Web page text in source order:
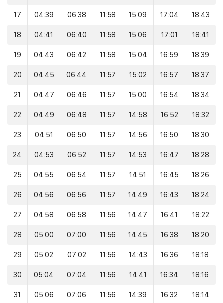
17 04:39 06:38 11:58 15:09 17:04 18:43
18 04:41 06:40 11:58 15:06 17:01 18:41
19 04:43 06:42 11:58 15:04 16:59 18:39
20 04:45 06:44 11:57 15:02 16:57 18:37
21 04:47 06:46 11:57 15:00 16:54 18:34
22 04:49 06:48 11:57 14:58 16:52 18:32
23 04:51 06:50 11:57 14:56 16:50 18:30
24 04:53 06:52 11:57 14:53 16:47 18:28
25 04:55 06:54 11:57 14:51 16:45 18:26
26 04:56 06:56 11:57 14:49 16:43 18:24
27 04:58 06:58 11:56 14:47 16:41 18:22
28 05:00 07:00 11:56 14:45 16:38 18:20
29 05:02 07:02 11:56 14:43 16:36 18:18
30 05:04 07:04 11:56 14:41 16:34 18:16
31 05:06 07:06 11:56 14:39 16:32 18:14